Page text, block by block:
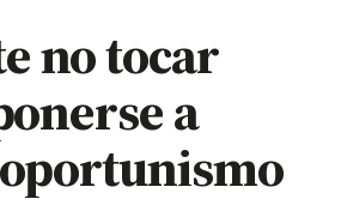
no tocar
a